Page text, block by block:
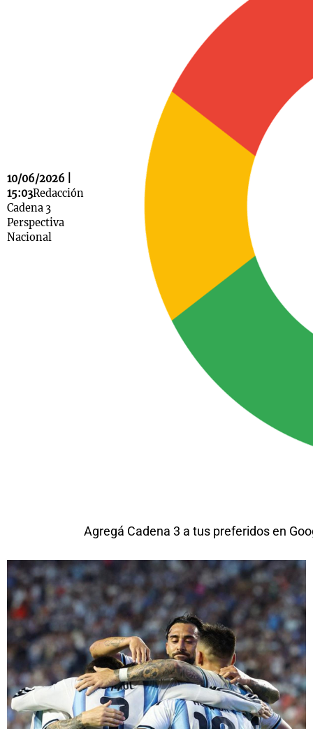
10/06/2026 |
15:03Redacción
Cadena 3
Perspectiva
Nacional
Agregá Cadena 3 a tus preferidos en
Mundial 2026
Notas
La Sole en
Cadena 3